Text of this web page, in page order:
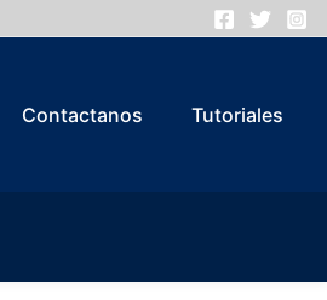
Contactanos Tutoriales